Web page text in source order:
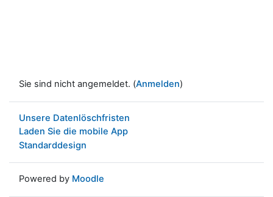
Sie sind nicht angemeldet. (Anmelden)
Unsere Datenlöschfristen
Laden Sie die mobile App
Standarddesign
Powered by Moodle